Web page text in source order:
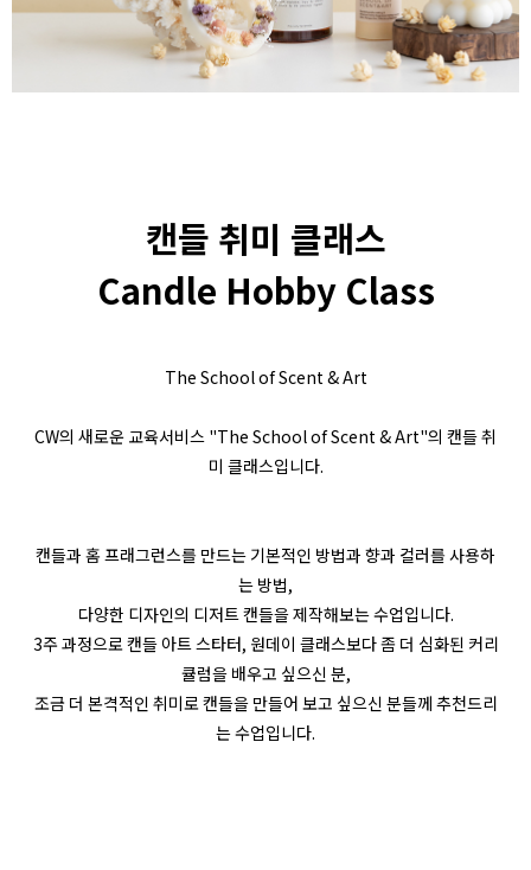
캔들 취미 클래스
Candle Hobby Class
The School of Scent & Art
CW의 새로운 교육서비스 "The School of Scent & Art"의 캔들 취
미 클래스입니다.
캔들과 홈 프래그런스를 만드는 기본적인 방법과 향과 컬러를 사용하
는 방법,
다양한 디자인의 디저트 캔들을 제작해보는 수업입니다.
3주 과정으로 캔들 아트 스타터, 원데이 클래스보다 좀 더 심화된 커리
큘럼을 배우고 싶으신 분,
조금 더 본격적인 취미로 캔들을 만들어 보고 싶으신 분들께 추천드리
는 수업입니다.